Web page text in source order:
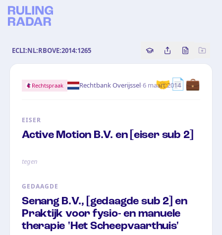
ECLI:NL:RBOVE:2014:1265 Copy source
Share this
Bekijk
🤝📄💼
Rechtspraak Rechtbank Overijssel·6 maart 2014
EISER
Active Motion B.V. en [eiser sub 2]
tegen
GEDAAGDE
Senang B.V., [gedaagde sub 2] en
Praktijk voor fysio- en manuele
therapie 'Het Scheepvaarthuis'